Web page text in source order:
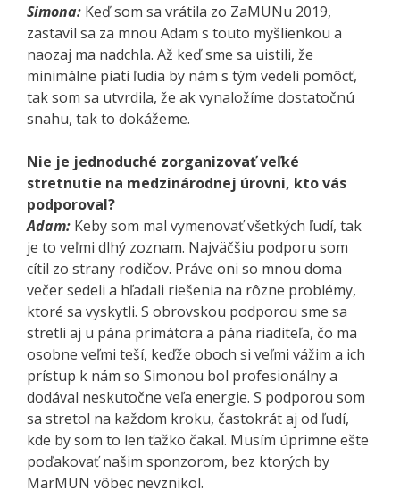
Simona: Keď som sa vrátila zo ZaMUNu 2019,
zastavil sa za mnou Adam s touto myšlienkou a
naozaj ma nadchla. Až keď sme sa uistili, že
minimálne piati ľudia by nám s tým vedeli pomôcť,
tak som sa utvrdila, že ak vynaložíme dostatočnú
snahu, tak to dokážeme.
Nie je jednoduché zorganizovať veľké
stretnutie na medzinárodnej úrovni, kto vás
podporoval?
Adam: Keby som mal vymenovať všetkých ľudí, tak
je to veľmi dlhý zoznam. Najväčšiu podporu som
cítil zo strany rodičov. Práve oni so mnou doma
večer sedeli a hľadali riešenia na rôzne problémy,
ktoré sa vyskytli. S obrovskou podporou sme sa
stretli aj u pána primátora a pána riaditeľa, čo ma
osobne veľmi teší, keďže oboch si veľmi vážim a ich
prístup k nám so Simonou bol profesionálny a
dodával neskutočne veľa energie. S podporou som
sa stretol na každom kroku, častokrát aj od ľudí,
kde by som to len ťažko čakal. Musím úprimne ešte
poďakovať našim sponzorom, bez ktorých by
MarMUN vôbec nevznikol.